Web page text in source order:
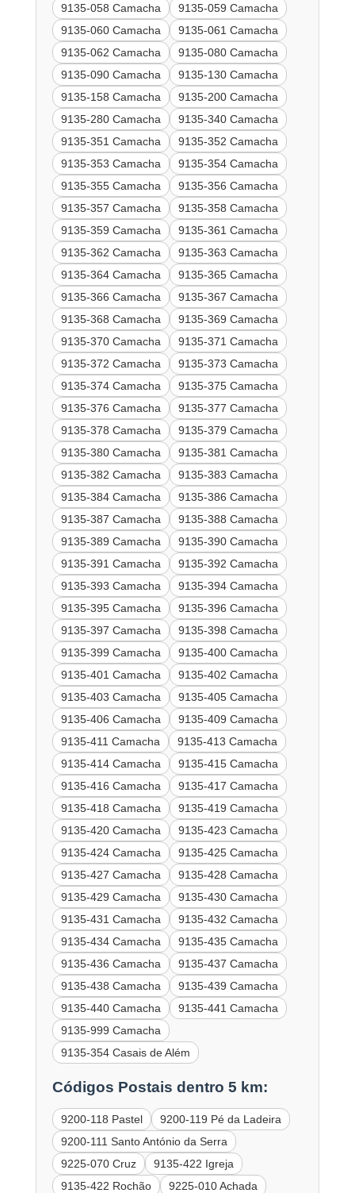
9135-058 Camacha
9135-059 Camacha
9135-060 Camacha
9135-061 Camacha
9135-062 Camacha
9135-080 Camacha
9135-090 Camacha
9135-130 Camacha
9135-158 Camacha
9135-200 Camacha
9135-280 Camacha
9135-340 Camacha
9135-351 Camacha
9135-352 Camacha
9135-353 Camacha
9135-354 Camacha
9135-355 Camacha
9135-356 Camacha
9135-357 Camacha
9135-358 Camacha
9135-359 Camacha
9135-361 Camacha
9135-362 Camacha
9135-363 Camacha
9135-364 Camacha
9135-365 Camacha
9135-366 Camacha
9135-367 Camacha
9135-368 Camacha
9135-369 Camacha
9135-370 Camacha
9135-371 Camacha
9135-372 Camacha
9135-373 Camacha
9135-374 Camacha
9135-375 Camacha
9135-376 Camacha
9135-377 Camacha
9135-378 Camacha
9135-379 Camacha
9135-380 Camacha
9135-381 Camacha
9135-382 Camacha
9135-383 Camacha
9135-384 Camacha
9135-386 Camacha
9135-387 Camacha
9135-388 Camacha
9135-389 Camacha
9135-390 Camacha
9135-391 Camacha
9135-392 Camacha
9135-393 Camacha
9135-394 Camacha
9135-395 Camacha
9135-396 Camacha
9135-397 Camacha
9135-398 Camacha
9135-399 Camacha
9135-400 Camacha
9135-401 Camacha
9135-402 Camacha
9135-403 Camacha
9135-405 Camacha
9135-406 Camacha
9135-409 Camacha
9135-411 Camacha
9135-413 Camacha
9135-414 Camacha
9135-415 Camacha
9135-416 Camacha
9135-417 Camacha
9135-418 Camacha
9135-419 Camacha
9135-420 Camacha
9135-423 Camacha
9135-424 Camacha
9135-425 Camacha
9135-427 Camacha
9135-428 Camacha
9135-429 Camacha
9135-430 Camacha
9135-431 Camacha
9135-432 Camacha
9135-434 Camacha
9135-435 Camacha
9135-436 Camacha
9135-437 Camacha
9135-438 Camacha
9135-439 Camacha
9135-440 Camacha
9135-441 Camacha
9135-999 Camacha
9135-354 Casais de Além
Códigos Postais dentro 5 km:
9200-118 Pastel
9200-119 Pé da Ladeira
9200-111 Santo António da Serra
9225-070 Cruz
9135-422 Igreja
9135-422 Rochão
9225-010 Achada